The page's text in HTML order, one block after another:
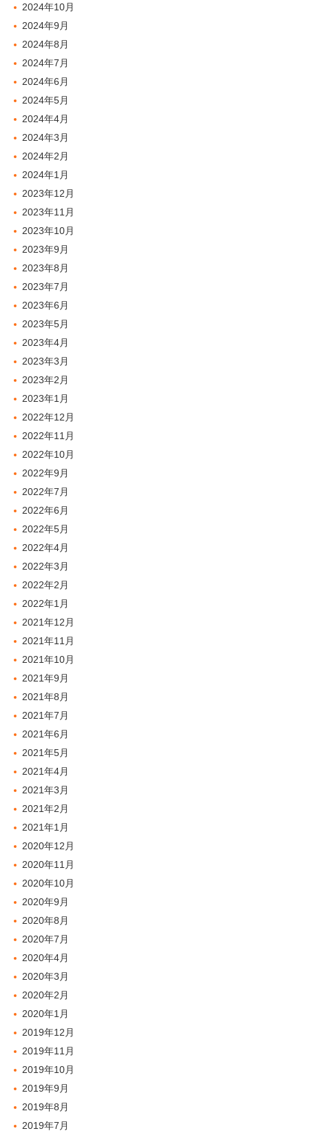
2024年10月
2024年9月
2024年8月
2024年7月
2024年6月
2024年5月
2024年4月
2024年3月
2024年2月
2024年1月
2023年12月
2023年11月
2023年10月
2023年9月
2023年8月
2023年7月
2023年6月
2023年5月
2023年4月
2023年3月
2023年2月
2023年1月
2022年12月
2022年11月
2022年10月
2022年9月
2022年7月
2022年6月
2022年5月
2022年4月
2022年3月
2022年2月
2022年1月
2021年12月
2021年11月
2021年10月
2021年9月
2021年8月
2021年7月
2021年6月
2021年5月
2021年4月
2021年3月
2021年2月
2021年1月
2020年12月
2020年11月
2020年10月
2020年9月
2020年8月
2020年7月
2020年4月
2020年3月
2020年2月
2020年1月
2019年12月
2019年11月
2019年10月
2019年9月
2019年8月
2019年7月